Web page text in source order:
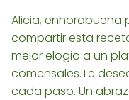
Alicia, enhorabuena
compartir esta
mejor elogio a un
comensales.Te
cada paso. Un